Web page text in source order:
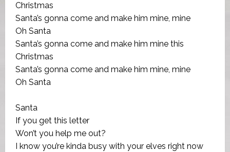
Christmas
Santa’s gonna come and make him mine, mine
Oh Santa
Santa’s gonna come and make him mine this
Christmas
Santa’s gonna come and make him mine, mine
Oh Santa
Santa
If you get this letter
Won’t you help me out?
I know you’re kinda busy with your elves right now